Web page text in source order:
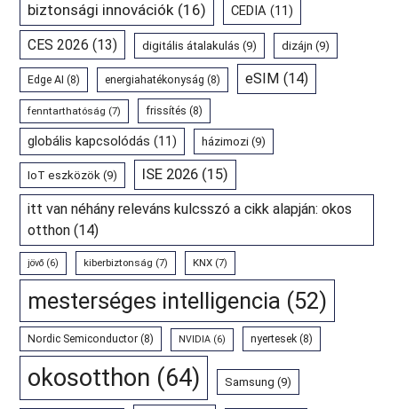
biztonsági innovációk (16) CEDIA (11)
CES 2026 (13) digitális átalakulás (9) dizájn (9)
Edge AI (8) energiahatékonyság (8) eSIM (14)
fenntarthatóság (7) frissítés (8)
globális kapcsolódás (11) házimozi (9)
IoT eszközök (9) ISE 2026 (15)
itt van néhány releváns kulcsszó a cikk alapján: okos
otthon (14)
jövő (6) kiberbiztonság (7) KNX (7)
mesterséges intelligencia (52)
Nordic Semiconductor (8) NVIDIA (6) nyertesek (8)
okosotthon (64) Samsung (9)